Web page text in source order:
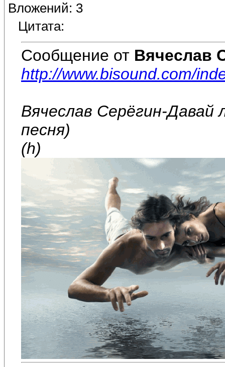
Вложений: 3
Цитата:
Сообщение от Вячеслав
http://www.bisound.com/
Вячеслав Серёгин-
песня)
(h)